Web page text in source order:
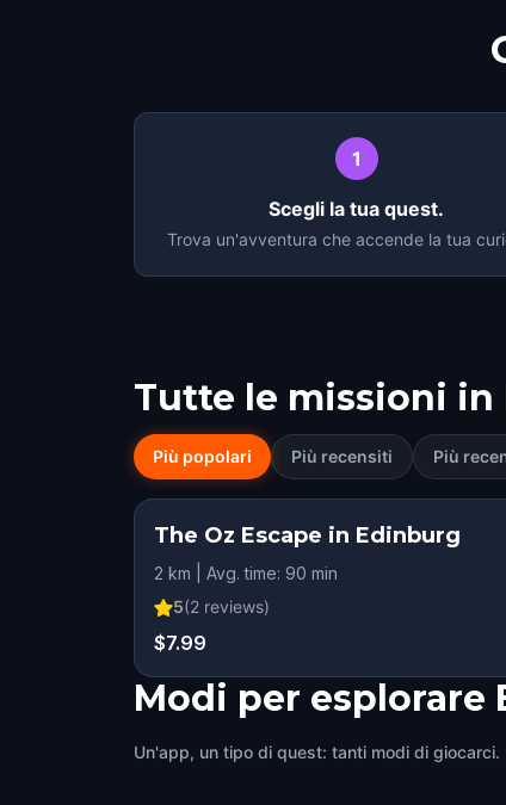
1
Scegli la tua quest.
Trova un'avventura che accende la tua
Tutte le missioni in
Più popolari Più recensiti Più
The Oz Escape in Edinburg
2 km | Avg. time: 90 min
5(2 reviews)
$7.99
Modi per esplorare
Un'app, un tipo di quest: tanti modi di giocarci.